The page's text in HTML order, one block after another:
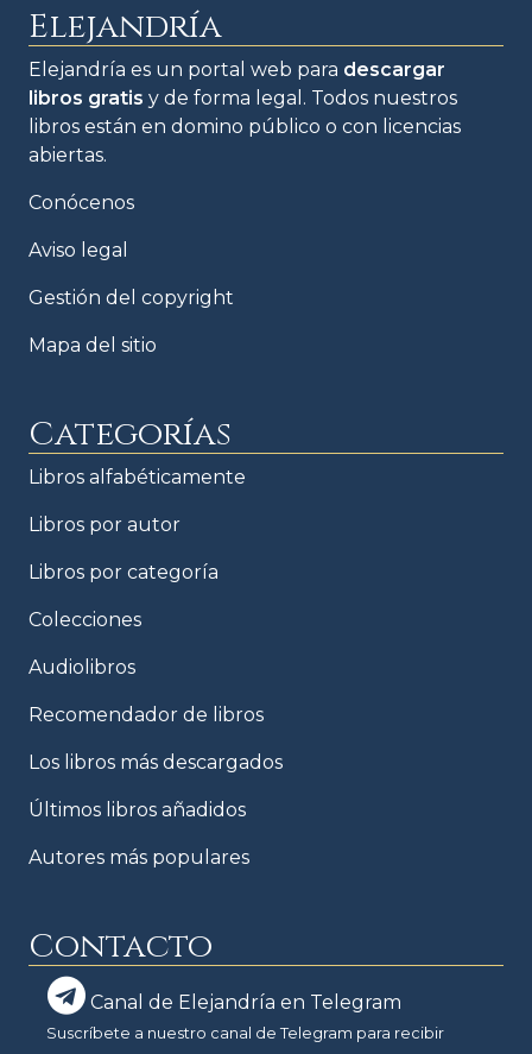
Elejandría
Elejandría es un portal web para descargar
libros gratis y de forma legal. Todos nuestros
libros están en domino público o con licencias
abiertas.
Conócenos
Aviso legal
Gestión del copyright
Mapa del sitio
Categorías
Libros alfabéticamente
Libros por autor
Libros por categoría
Colecciones
Audiolibros
Recomendador de libros
Los libros más descargados
Últimos libros añadidos
Autores más populares
Contacto
Canal de Elejandría en Telegram
Suscríbete a nuestro canal de Telegram para recibir